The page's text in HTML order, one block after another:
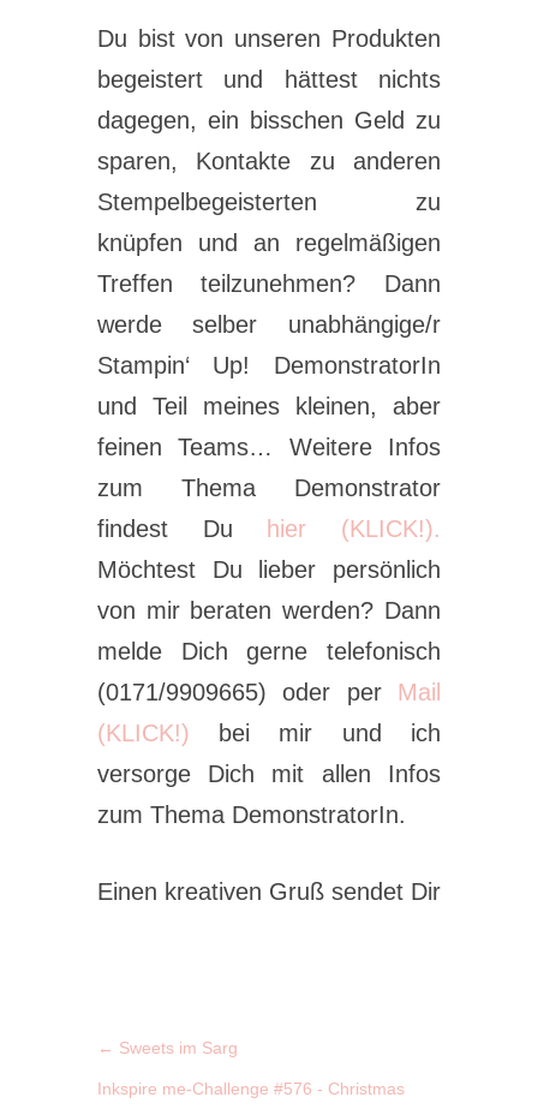
Du bist von unseren Produkten
begeistert und hättest nichts
dagegen, ein bisschen Geld zu
sparen, Kontakte zu anderen
Stempelbegeisterten zu
knüpfen und an regelmäßigen
Treffen teilzunehmen? Dann
werde selber unabhängige/r
Stampin‘ Up! DemonstratorIn
und Teil meines kleinen, aber
feinen Teams… Weitere Infos
zum Thema Demonstrator
findest Du
hier (KLICK!).
Möchtest Du lieber persönlich
von mir beraten werden? Dann
melde Dich gerne telefonisch
(0171/9909665) oder per Mail
(KLICK!) bei mir und ich
versorge Dich mit allen Infos
zum Thema DemonstratorIn.
Einen kreativen Gruß sendet Dir
← Sweets im Sarg
Inkspire me-Challenge #576 - Christmas